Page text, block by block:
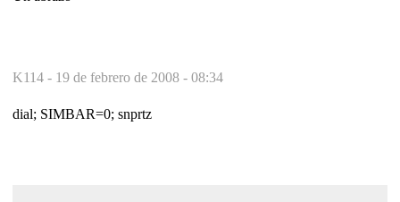
K114 - 19 de febrero de 2008 - 08:34
dial; SIMBAR=0; snprtz